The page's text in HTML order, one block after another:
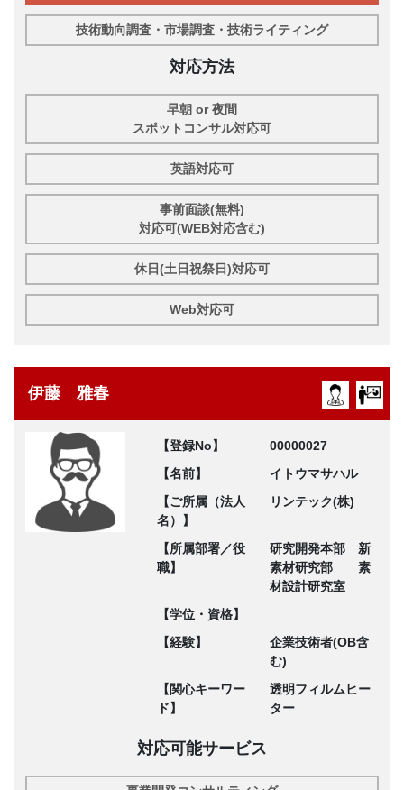
技術動向調査・市場調査・技術ライティング
対応方法
早朝 or 夜間
スポットコンサル対応可
英語対応可
事前面談(無料)
対応可(WEB対応含む)
休日(土日祝祭日)対応可
Web対応可
伊藤 雅春
【登録No】
00000027
【名前】
イトウマサハル
【ご所属（法人
名）】
リンテック(株)
【所属部署／役
職】
研究開発本部 新
素材研究部 素
材設計研究室
【学位・資格】
【経験】
企業技術者(OB含
む)
【関心キーワー
ド】
透明フィルムヒー
ター
対応可能サービス